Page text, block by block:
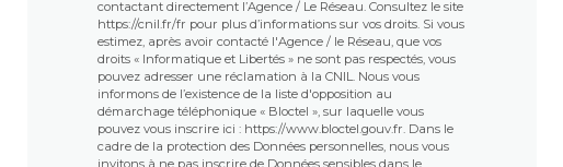
contactant directement l’Agence / Le Réseau. Consultez le site
https://cnil.fr/fr pour plus d’informations sur vos droits. Si vous
estimez, après avoir contacté l'Agence / le Réseau, que vos
droits « Informatique et Libertés » ne sont pas respectés, vous
pouvez adresser une réclamation à la CNIL. Nous vous
informons de l’existence de la liste d'opposition au
démarchage téléphonique « Bloctel », sur laquelle vous
pouvez vous inscrire ici : https://www.bloctel.gouv.fr. Dans le
cadre de la protection des Données personnelles, nous vous